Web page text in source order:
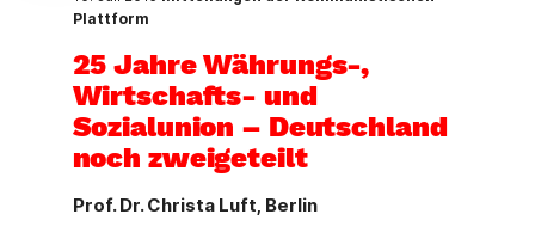
Plattform
25 Jahre Währungs-,
Wirtschafts- und
Sozialunion – Deutschland
noch zweigeteilt
Prof. Dr. Christa Luft, Berlin